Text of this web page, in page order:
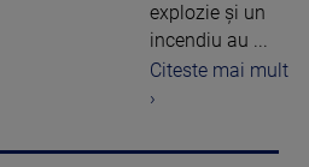
explozie și un
incendiu au ...
Citeste mai mult
›